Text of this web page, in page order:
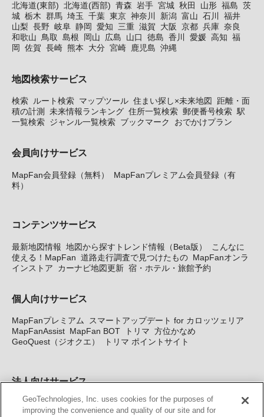
北海道(東部) 北海道(西部) 青森 岩手 宮城 秋田 山形 福島 茨
城 栃木 群馬 埼玉 千葉 東京 神奈川 新潟 富山 石川
福井
山梨 長野 岐阜 静岡 愛知 三重 滋賀 大阪 京都 兵庫 奈良
和歌山 鳥取 島根 岡山 広島 山口 徳島 香川 愛媛 高知 福
岡
佐賀 長崎 熊本 大分 宮崎 鹿児島 沖縄
地図検索サービス
検索 ルート検索 マップツール 住まい探し×未来地図
距離・面
積の計測
未来情報ランキング 住所一覧検索 郵便番号検索 駅
一覧検索 ジャンル一覧検索 ブックマーク おでかけプラン
会員向けサービス
MapFan会員登録（無料）
MapFanプレミアム会員登録（有
料）
コンテンツサービス
最新地図情報 地図から探すトレンド情報（Beta版）
こんなに
使える！MapFan 道路走行調査で見つけたもの MapFanオンラ
インストア
カーナビ地図更新 宿・ホテル・旅館予約
個人向けサービス
MapFanプレミアム
スマートアップデート for カロッツェリア
MapFanAssist MapFan BOT トリマ 方位かなめ
GeoQuest（ジオクエ）
トリマ ポイントサイト
法人向けサービス
法人向け地図・位置情報サービス WEBサイト・システム向け地
図API Windows PC向け地図開発キット MapFan DB 住所確認
GeoTechnologies, Inc. uses cookies for the purposes of
improving the convenience and quality of our site and for